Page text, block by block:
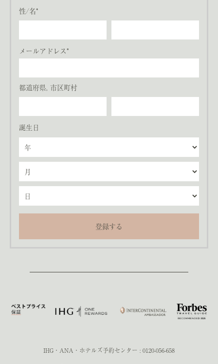
性/名*
メールアドレス*
都道府県, 市区町村
誕生日
登録する
IHG・ANA・ホテルズ予約センター : 0120-056-658